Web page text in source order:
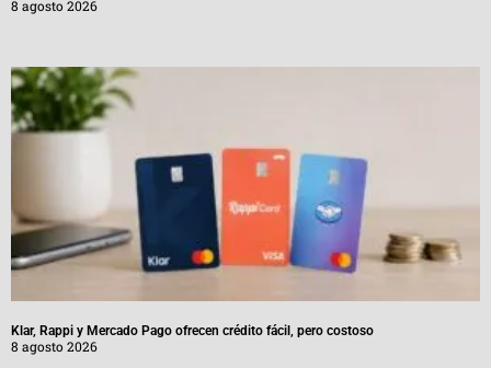
8 agosto 2026
Klar, Rappi y Mercado Pago ofrecen crédito fácil, pero costoso
8 agosto 2026